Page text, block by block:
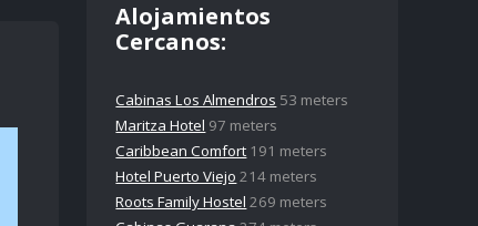
Alojamientos
Cercanos:
Cabinas Los Almendros 53 meters
Maritza Hotel 97 meters
Caribbean Comfort 191 meters
Hotel Puerto Viejo 214 meters
Roots Family Hostel 269 meters